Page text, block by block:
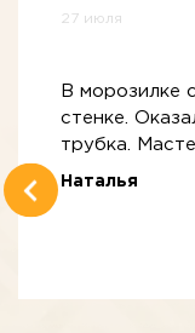
27 июля
В морозилке
стенке.
трубка.
Наталья